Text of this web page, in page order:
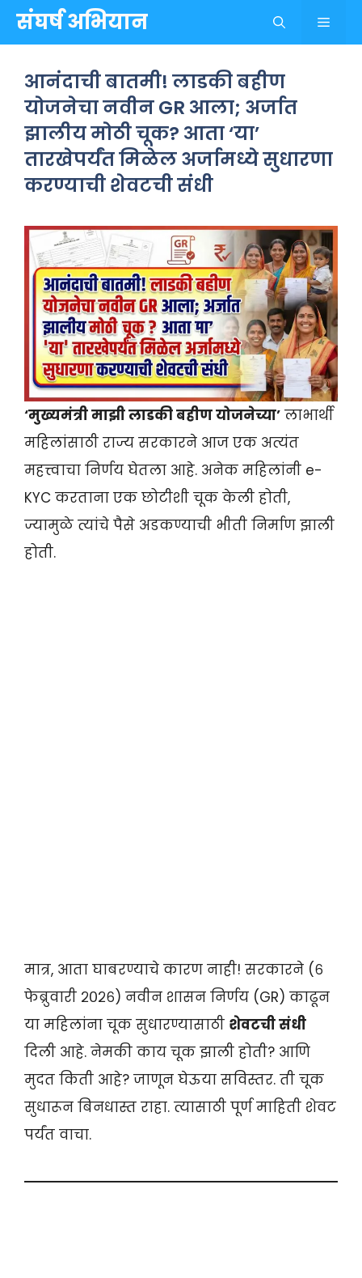
Skip
to
संघर्ष अभियान Menu
आनंदाची बातमी! लाडकी बहीण
योजनेचा नवीन GR आला; अर्जात
झालीय मोठी चूक? आता ‘या’
तारखेपर्यंत मिळेल अर्जामध्ये सुधारणा
करण्याची शेवटची संधी
‘मुख्यमंत्री माझी लाडकी बहीण योजनेच्या’ लाभार्थी
महिलांसाठी राज्य सरकारने आज एक अत्यंत
महत्त्वाचा निर्णय घेतला आहे. अनेक महिलांनी e-
KYC करताना एक छोटीशी चूक केली होती,
ज्यामुळे त्यांचे पैसे अडकण्याची भीती निर्माण झाली
होती.
मात्र, आता घाबरण्याचे कारण नाही! सरकारने (६
फेब्रुवारी २०२६) नवीन शासन निर्णय (GR) काढून
या महिलांना चूक सुधारण्यासाठी शेवटची संधी
दिली आहे. नेमकी काय चूक झाली होती? आणि
मुदत किती आहे? जाणून घेऊया सविस्तर. ती चूक
सुधारून बिनधास्त राहा. त्यासाठी पूर्ण माहिती शेवट
पर्यंत वाचा.